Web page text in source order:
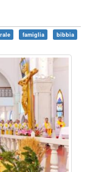
famiglia bibbia